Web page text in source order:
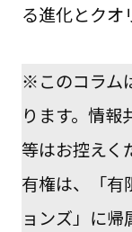
る進化とクオ
※このコラム
ります。情
等はお控えく
有権は、「有
ョンズ」に帰